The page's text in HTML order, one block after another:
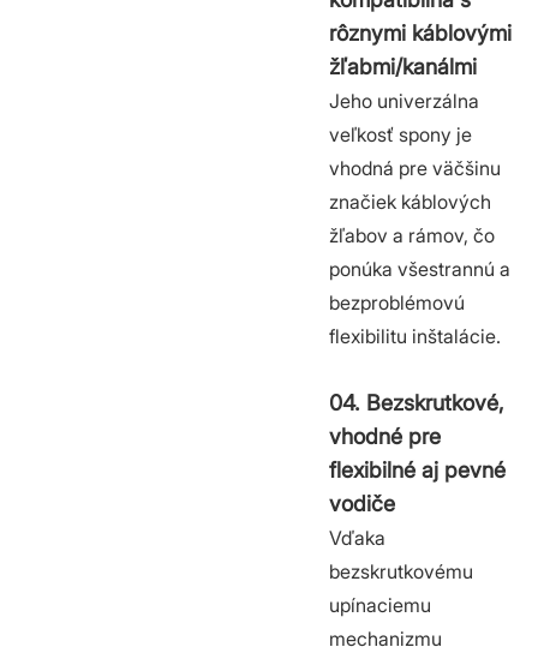
rôznymi káblovými
žľabmi/kanálmi
Jeho univerzálna
veľkosť spony je
vhodná pre väčšinu
značiek káblových
žľabov a rámov, čo
ponúka všestrannú a
bezproblémovú
flexibilitu inštalácie.
04. Bezskrutkové,
vhodné pre
flexibilné aj pevné
vodiče
Vďaka
bezskrutkovému
upínaciemu
mechanizmu